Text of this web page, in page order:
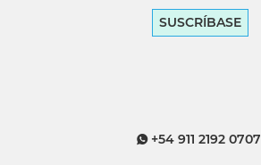
SUSCRÍBASE
+54 911 2192 0707